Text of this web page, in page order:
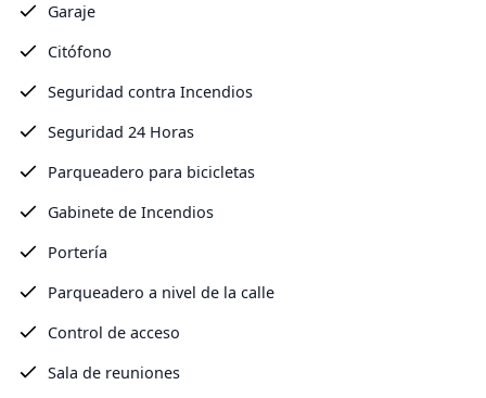
Garaje
Citófono
Seguridad contra Incendios
Seguridad 24 Horas
Parqueadero para bicicletas
Gabinete de Incendios
Portería
Parqueadero a nivel de la calle
Control de acceso
Sala de reuniones